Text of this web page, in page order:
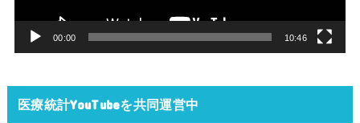
00:00 10:46
医療統計YouTubeを共同運営中